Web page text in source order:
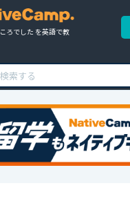
ろでした を英語で教